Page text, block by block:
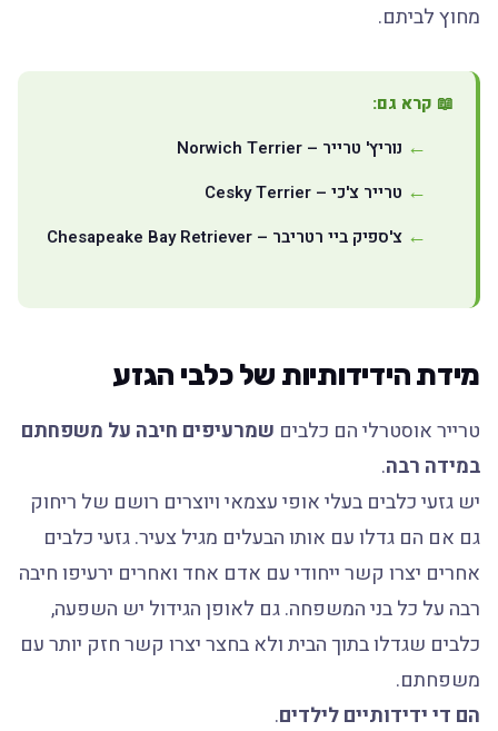
מחוץ לביתם.
📖 קרא גם:
נוריץ' טרייר – Norwich Terrier
טרייר צ'כי – Cesky Terrier
צ'ספיק ביי רטריבר – Chesapeake Bay Retriever
מידת הידידותיות של כלבי הגזע
טרייר אוסטרלי הם כלבים שמרעיפים חיבה על משפחתם
במידה רבה.
יש גזעי כלבים בעלי אופי עצמאי ויוצרים רושם של ריחוק
גם אם הם גדלו עם אותו הבעלים מגיל צעיר. גזעי כלבים
אחרים יצרו קשר ייחודי עם אדם אחד ואחרים ירעיפו חיבה
רבה על כל בני המשפחה. גם לאופן הגידול יש השפעה,
כלבים שגדלו בתוך הבית ולא בחצר יצרו קשר חזק יותר עם
משפחתם.
הם די ידידותיים לילדים.